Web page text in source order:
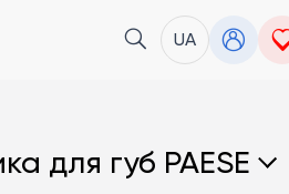
UA
для губ PAESE